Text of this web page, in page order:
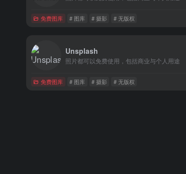
免费图库 # 图库 # 摄影 # 无版权
Unsplash
照片都可以免费使用，包括商业与个人用途
免费图库 # 图库 # 摄影 # 无版权